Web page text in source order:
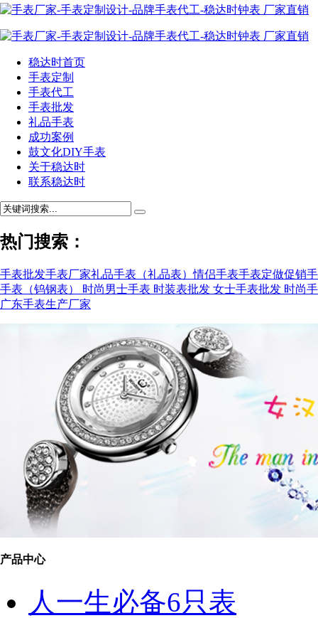
稳达时首页
手表定制
手表代工
手表批发
礼品手表
成功案例
鼓文化DIY手表
关于稳达时
联系稳达时
热门搜索：
手表批发手表厂家礼品手表（礼品表）情侣手表手表定做促销
手表（钨钢表）
时尚男士手表 时装表批发 女士手表批发 时尚
广东手表生产厂家
产品中心
人一生必备6只表